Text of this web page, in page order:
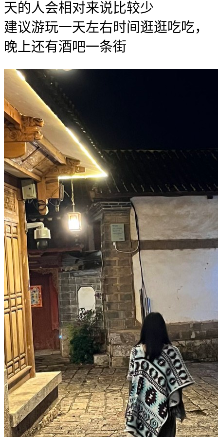
天的人会相对来说比较少
建议游玩一天左右时间逛逛吃吃，
晚上还有酒吧一条街